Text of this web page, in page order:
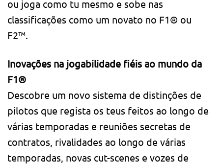
ou joga como tu mesmo e sobe nas
classificações como um novato no F1® ou
F2™.
Inovações na jogabilidade fiéis ao mundo da
F1®
Descobre um novo sistema de distinções de
pilotos que regista os teus feitos ao longo de
várias temporadas e reuniões secretas de
contratos, rivalidades ao longo de várias
temporadas, novas cut-scenes e vozes de